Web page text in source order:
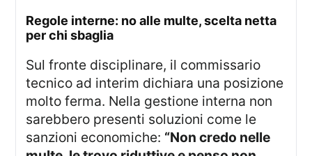
regole interne: no alle multe, scelta netta
per chi sbaglia
Sul fronte disciplinare, il commissario
tecnico ad interim dichiara una posizione
molto ferma. Nella gestione interna non
sarebbero presenti soluzioni come le
sanzioni economiche: “Non credo nelle